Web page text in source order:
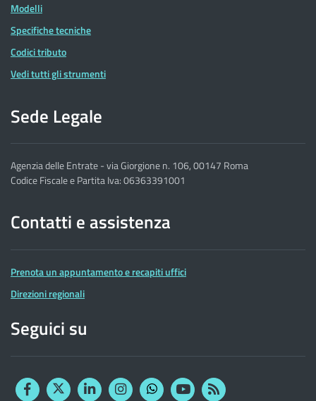
Modelli
Specifiche tecniche
Codici tributo
Vedi tutti gli strumenti
Sede Legale
Agenzia delle Entrate - via Giorgione n. 106, 00147 Roma
Codice Fiscale e Partita Iva: 06363391001
Contatti e assistenza
Prenota un appuntamento e recapiti uffici
Direzioni regionali
Seguici su
FacebookTwitterLinkedinInstagram YouTubeRSS